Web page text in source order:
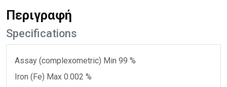
Περιγραφή
Specifications
Assay (complexometric) Min 99 %
Iron (Fe) Max 0.002 %